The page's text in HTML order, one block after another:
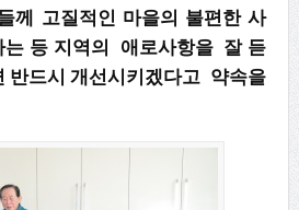
께 고질적인 마을의 불편한 사
등 지역의 애로사항을 잘 듣
반드시 개선시키겠다고 약속을